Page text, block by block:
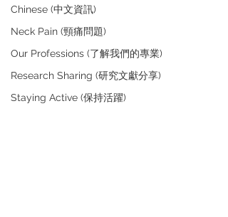
Chinese (中文資訊)
Neck Pain (頸痛問題)
Our Professions (了解我們的專業)
Research Sharing (研究文獻分享)
Staying Active (保持活躍)